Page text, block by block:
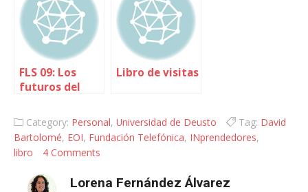
FLS 09: Los
futuros del
Libro de visitas
Category: Personal, Universidad de Deusto Tag: David
Bartolomé, EOI, Fundación Telefónica, INprendedores,
libro
4 Comments
Lorena Fernández Álvarez